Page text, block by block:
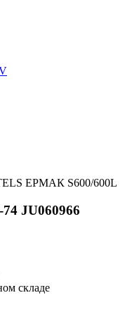
JU060966
складе